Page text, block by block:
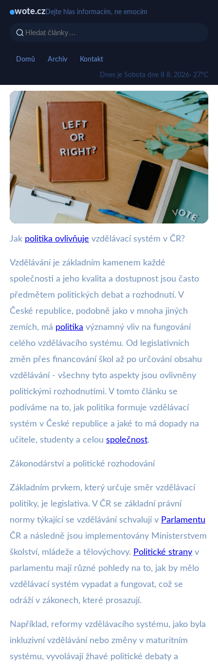
wote.cz Dejte hlas informacím, ne emocím
Domů Archiv Kontakt
Dnes je Sobota dne 8 8. 2026· 27°C
wote.cz
Jak politické rozhodnutí formují
vzdělávání v České republice?
· 5 min čtení · Autor: Michaela Králová
Jak politika ovlivňuje vzdělávací systém v ČR?
Vzdělávání je základním kamenem každé
společnosti a jeho kvalita a dostupnost jsou často
předmětem politických debat a rozhodnutí. V
České republice, podobně jako v mnoha jiných
zemích, má politika významný vliv na fungování
celého vzdělávacího systému. Od legislativních
změn přes financování škol až po určování obsahu
vzdělávání - všechny tyto aspekty jsou ovlivněny
politickými rozhodnutími. V tomto článku se
podíváme na to, jak politika formuje vzdělávací
systém v České republice a jaké to má dopady na
učitele, studenty a celou společnost.
Zákonodárství a politické rozhodování
Základním prvkem, který určuje směr vzdělávací
politiky, je legislativa. V ČR se základní právní
normy týkající se vzdělávání schvalují v Parlamentu
ČR a následně jsou implementovány Ministerstvem
školství, mládeže a tělovýchovy. Politické strany v
parlamentu mají různé pohledy na to, jak by mělo
vzdělávací systém vypadat a fungovat, což se
odráží v zákonech, které prosazují.
Například, reformy vzdělávacího systému, jako byla
inkluzivní vzdělávání nebo změny v maturitním
systému, vyvolávají žhavé politické debaty a